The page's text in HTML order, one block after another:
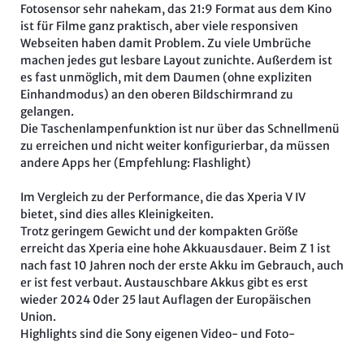
Fotosensor sehr nahekam, das 21:9 Format aus dem Kino
ist für Filme ganz praktisch, aber viele responsiven
Webseiten haben damit Problem. Zu viele Umbrüche
machen jedes gut lesbare Layout zunichte. Außerdem ist
es fast unmöglich, mit dem Daumen (ohne expliziten
Einhandmodus) an den oberen Bildschirmrand zu
gelangen.
Die Taschenlampenfunktion ist nur über das Schnellmenü
zu erreichen und nicht weiter konfigurierbar, da müssen
andere Apps her (Empfehlung: Flashlight)
Im Vergleich zu der Performance, die das Xperia V IV
bietet, sind dies alles Kleinigkeiten.
Trotz geringem Gewicht und der kompakten Größe
erreicht das Xperia eine hohe Akkuausdauer. Beim Z 1 ist
nach fast 10 Jahren noch der erste Akku im Gebrauch, auch
er ist fest verbaut. Austauschbare Akkus gibt es erst
wieder 2024 0der 25 laut Auflagen der Europäischen
Union.
Highlights sind die Sony eigenen Video- und Foto-